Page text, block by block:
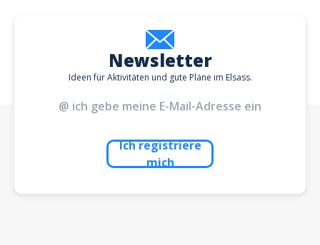
Newsletter
Ideen für Aktivitäten und gute Pläne im Elsass.
Ich registriere
mich